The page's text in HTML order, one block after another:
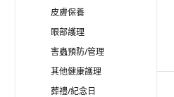
皮膚保養
眼部護理
害蟲預防/管理
其他健康護理
葬禮/紀念日